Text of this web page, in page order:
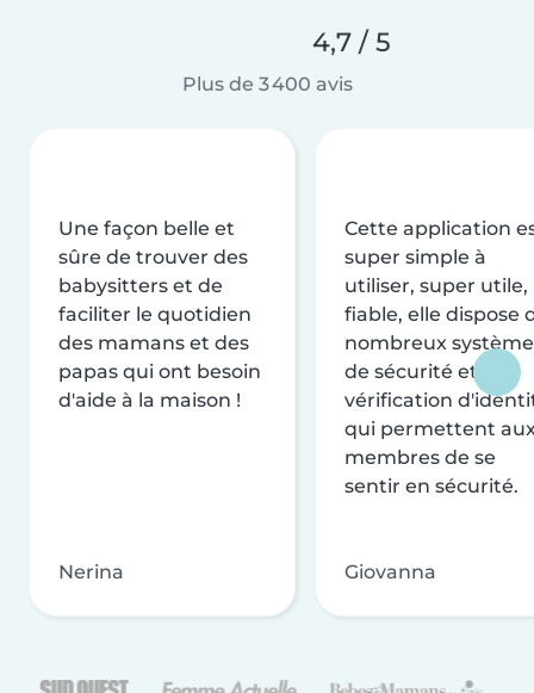
4,7 / 5
Plus de 3 400 avis
Une façon belle et
sûre de trouver des
babysitters et de
faciliter le quotidien
des mamans et des
papas qui ont besoin
d'aide à la maison !
Nerina
Cette application
super simple à
utiliser, super utile,
fiable, elle dispose
nombreux
de sécurité et de
vérification
qui permettent
membres de se
sentir en sécurité.
Giovanna